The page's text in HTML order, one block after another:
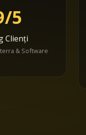
5
Clienți
& Software